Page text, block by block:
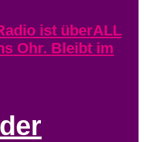
ist überALL
Ohr. Bleibt im